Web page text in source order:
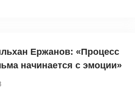
Ержанов: «Процесс
начинается с эмоции»‎‎‎